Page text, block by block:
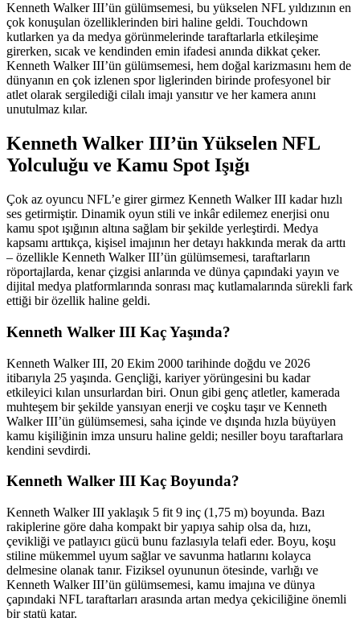
Kenneth Walker III’ün gülümsemesi, bu yükselen NFL yıldızının en
çok konuşulan özelliklerinden biri haline geldi. Touchdown
kutlarken ya da medya görünmelerinde taraftarlarla etkileşime
girerken, sıcak ve kendinden emin ifadesi anında dikkat çeker.
Kenneth Walker III’ün gülümsemesi, hem doğal karizmasını hem de
dünyanın en çok izlenen spor liglerinden birinde profesyonel bir
atlet olarak sergilediği cilalı imajı yansıtır ve her kamera anını
unutulmaz kılar.
Kenneth Walker III’ün Yükselen NFL
Yolculuğu ve Kamu Spot Işığı
Çok az oyuncu NFL’e girer girmez Kenneth Walker III kadar hızlı
ses getirmiştir. Dinamik oyun stili ve inkâr edilemez enerjisi onu
kamu spot ışığının altına sağlam bir şekilde yerleştirdi. Medya
kapsamı arttıkça, kişisel imajının her detayı hakkında merak da arttı
– özellikle Kenneth Walker III’ün gülümsemesi, taraftarların
röportajlarda, kenar çizgisi anlarında ve dünya çapındaki yayın ve
dijital medya platformlarında sonrası maç kutlamalarında sürekli fark
ettiği bir özellik haline geldi.
Kenneth Walker III Kaç Yaşında?
Kenneth Walker III, 20 Ekim 2000 tarihinde doğdu ve 2026
itibarıyla 25 yaşında. Gençliği, kariyer yörüngesini bu kadar
etkileyici kılan unsurlardan biri. Onun gibi genç atletler, kamerada
muhteşem bir şekilde yansıyan enerji ve coşku taşır ve Kenneth
Walker III’ün gülümsemesi, saha içinde ve dışında hızla büyüyen
kamu kişiliğinin imza unsuru haline geldi; nesiller boyu taraftarlara
kendini sevdirdi.
Kenneth Walker III Kaç Boyunda?
Kenneth Walker III yaklaşık 5 fit 9 inç (1,75 m) boyunda. Bazı
rakiplerine göre daha kompakt bir yapıya sahip olsa da, hızı,
çevikliği ve patlayıcı gücü bunu fazlasıyla telafi eder. Boyu, koşu
stiline mükemmel uyum sağlar ve savunma hatlarını kolayca
delmesine olanak tanır. Fiziksel oyununun ötesinde, varlığı ve
Kenneth Walker III’ün gülümsemesi, kamu imajına ve dünya
çapındaki NFL taraftarları arasında artan medya çekiciliğine önemli
bir statü katar.